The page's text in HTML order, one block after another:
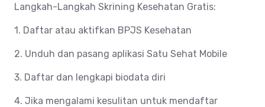
Langkah-Langkah Skrining Kesehatan Gratis:
1. Daftar atau aktifkan BPJS Kesehatan
2. Unduh dan pasang aplikasi Satu Sehat Mobile
3. Daftar dan lengkapi biodata diri
4. Jika mengalami kesulitan untuk mendaftar